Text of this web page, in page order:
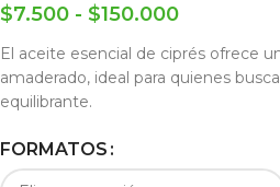
$7.500 - $150.000
El aceite esencial de ciprés ofrece
amaderado, ideal para quienes
equilibrante.
FORMATOS